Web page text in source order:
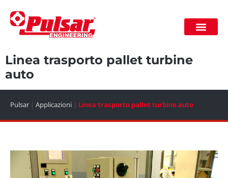
Linea trasporto pallet turbine
auto
Pulsar | Applicazioni | Linea trasporto pallet turbine auto